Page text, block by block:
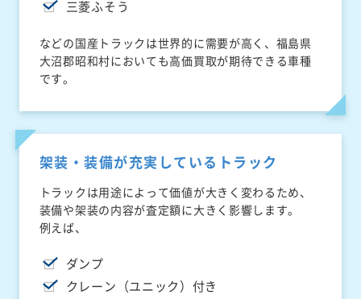
三菱ふそう
などの国産トラックは世界的に需要が高く、福島県
大沼郡昭和村においても高価買取が期待できる車種
です。
架装・装備が充実しているトラック
トラックは用途によって価値が大きく変わるため、
装備や架装の内容が査定額に大きく影響します。
例えば、
ダンプ
クレーン（ユニック）付き